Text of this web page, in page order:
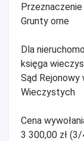
Grunty orne
Dla
księga
Sąd Rejonowy
Wieczystych
Cena
3 300,00 zł